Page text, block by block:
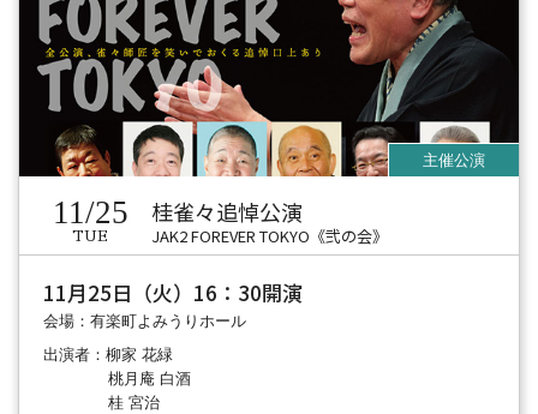
11/25
TUE
桂雀々追悼公演
JAK2 FOREVER TOKYO《弐の会》
11月25日（火）16：30開演
会場：有楽町よみうりホール
出演者：柳家 花緑
桃月庵 白酒
桂 宮治